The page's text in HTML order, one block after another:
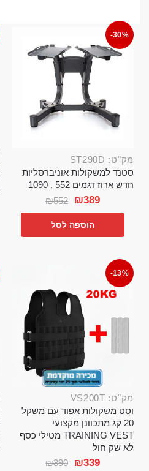
-30%
מק"ט: ST290D
סטנד למשקולות אוניברסליות
חדש ארוז דגמים 552 , 1090
₪552 ₪389
הוספה לסל
-13%
מק"ט: VS200T
וסט משקולות אפוד עם משקל
20 קג מתכוונן מקצועי
TRAINING VEST מטילי כסף
לא שק חול
₪390 ₪339